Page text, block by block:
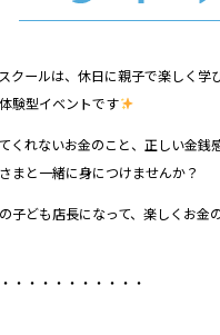
クールは、休日に親子で楽しく学
験型イベントです
くれないお金のこと、正しい金銭
まと一緒に身につけませんか？
子ども店長になって、楽しくお金
・・・・・・・・・・